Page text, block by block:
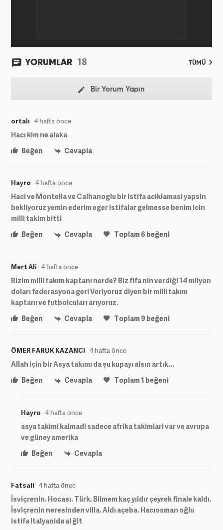
YORUMLAR 18 TÜMÜ
Bir Yorum Yapın
ortalı 4 hafta önce
Hacı kim ne alaka
Beğen
Cevapla
Hayro 4 hafta önce
Haci ve Montella ve Calhanoglu bir istifa aciklamasi yapsin
bekliyoruz yemin ederim eger istifalar gelmesse benim icin
milli takim bitti
Beğen
Cevapla Toplam6 beğeni
Mert Ali 4 hafta önce
Bizim milli takım kaptanı nerde? Biz fifa nin verdiği 14 milyon
doları federasyona geri Veriyoruz diyen bir milli takım
kaptanı ve futbolcuları arıyoruz.
Beğen
Cevapla Toplam9 beğeni
ÖMER FARUK KAZANCI 4 hafta önce
Allah için bir Asya takımı da şu kupayı alsın artık...
Beğen
Cevapla Toplam1 beğeni
Hayro 4 hafta önce
asya takimi kalmadi sadece afrika takimlari var ve avrupa
ve güney amerika
Beğen
Cevapla
Fatsali 4 hafta önce
İsviçrenin. Hocası. Türk. Bilmem kaç yıldır çeyrek finale kaldı.
İsviçrenin neresinden villa. Aldı açeba. Hacıosman oğlu
istifa italyanida al ğit